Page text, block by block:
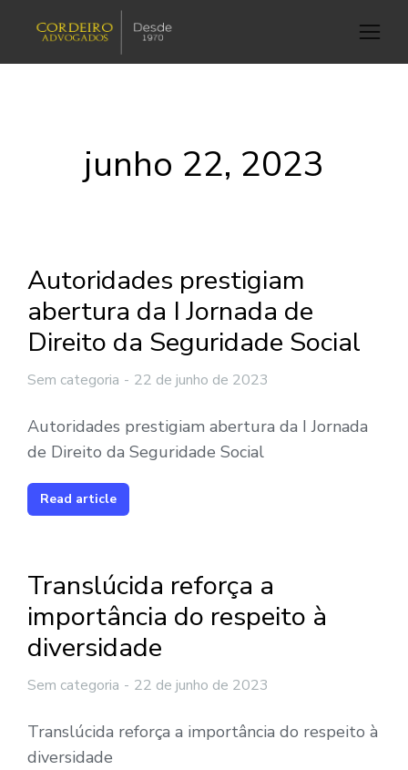
junho 22, 2023
Autoridades prestigiam
abertura da I Jornada de
Direito da Seguridade Social
Sem categoria 22 de junho de 2023
Autoridades prestigiam abertura da I Jornada
de Direito da Seguridade Social
Read article
Translúcida reforça a
importância do respeito à
diversidade
Sem categoria 22 de junho de 2023
Translúcida reforça a importância do respeito à
diversidade